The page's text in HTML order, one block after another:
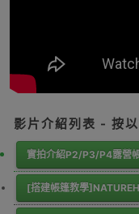
影片介紹列表 - 按
實拍介紹P2/P3/P4露營
[搭建帳篷教學